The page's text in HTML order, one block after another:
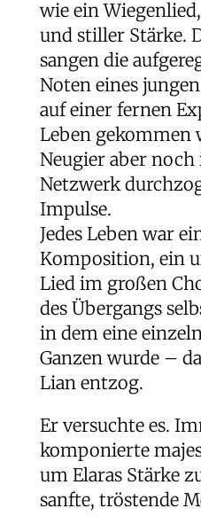
wie ein
und stiller Stärke.
sangen die
Noten eines
auf einer fernen
Leben gekommen
Neugier aber
Netzwerk
Impulse.
Jedes Leben war
Komposition, ein
Lied im großen
des Übergangs
in dem eine
Ganzen wurde –
Lian entzog.
Er versuchte es.
komponierte
um Elaras Stärke
sanfte, tröstende